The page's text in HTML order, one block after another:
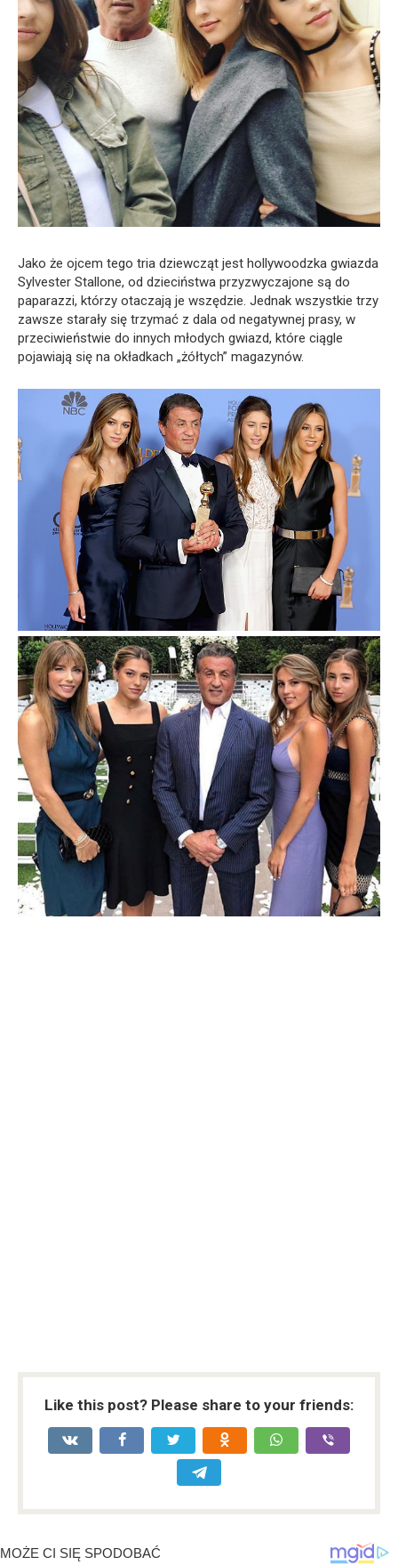
Jako że ojcem tego tria dziewcząt jest hollywoodzka gwiazda
Sylvester Stallone, od dzieciństwa przyzwyczajone są do
paparazzi, którzy otaczają je wszędzie. Jednak wszystkie trzy
zawsze starały się trzymać z dala od negatywnej prasy, w
przeciwieństwie do innych młodych gwiazd, które ciągle
pojawiają się na okładkach „żółtych” magazynów.
Like this post? Please share to your friends: